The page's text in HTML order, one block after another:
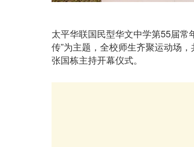
太平华联国民型华文中学第55届常
传”为主题，全校师生齐聚运动场
张国栋主持开幕仪式。